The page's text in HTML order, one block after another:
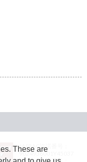
JASRAC許諾番号：
9024936001Y45037
These are